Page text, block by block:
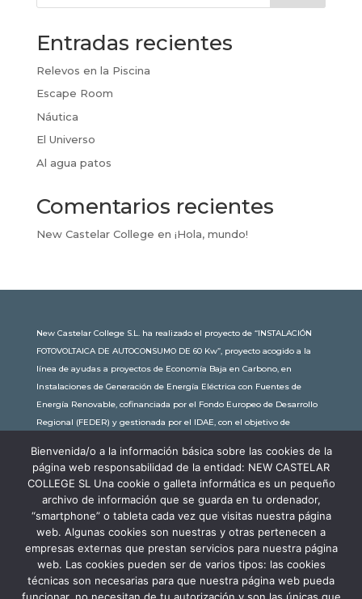
Entradas recientes
Relevos en la Piscina
Escape Room
Náutica
El Universo
Al agua patos
Comentarios recientes
New Castelar College en ¡Hola, mundo!
New Castelar College S.L. ha realizado el proyecto de “INSTALACIÓN
FOTOVOLTAICA DE AUTOCONSUMO DE 60 Kw”, proyecto acogido a la
línea de ayudas a proyectos de Economía Baja en Carbono, en
Instalaciones de Generación de Energía Eléctrica con Fuentes de
Energía Renovable, cofinanciada por el Fondo Europeo de Desarrollo
Regional (FEDER) y gestionada por el IDAE, con el objetivo de
subvención de 30.245,63€. Con una potencia instalada de 60kW, la
comunidad educativa de New Castelar ahorra al planeta 34,79
toneladas de CO2 al año, lo que equivale a recorrer 116.677 km en coche
o plantar 116 árboles al año.
Bienvenida/o a la información básica sobre las cookies de la
página web responsabilidad de la entidad: NEW CASTELAR
COLLEGE SL Una cookie o galleta informática es un pequeño
archivo de información que se guarda en tu ordenador,
“smartphone” o tableta cada vez que visitas nuestra página
web. Algunas cookies son nuestras y otras pertenecen a
empresas externas que prestan servicios para nuestra página
web. Las cookies pueden ser de varios tipos: las cookies
técnicas son necesarias para que nuestra página web pueda